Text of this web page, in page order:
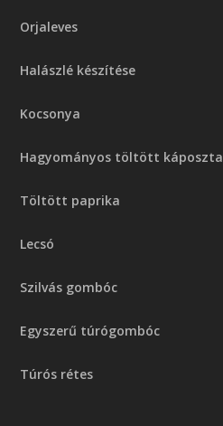
Orjaleves
Halászlé készítése
Kocsonya
Hagyományos töltött káposzta
Töltött paprika
Lecsó
Szilvás gombóc
Egyszerű túrógombóc
Túrós rétes